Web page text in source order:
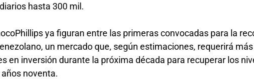
hasta 300 mil.
ya figuran entre las primeras convocadas para la
un mercado que, según estimaciones, requerirá
en inversión durante la próxima década para recuperar los
noventa.